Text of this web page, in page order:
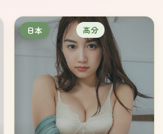
日本 高分